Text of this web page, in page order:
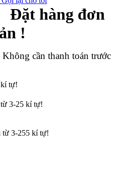
Đặt hàng đơn
!
cần thanh toán trước
kí tự!
3-25 kí tự!
từ 3-255 kí tự!